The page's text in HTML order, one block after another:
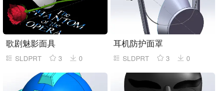
歌剧魅影面具
SLDPRT 3 0
耳机防护面罩
SLDPRT 3 0